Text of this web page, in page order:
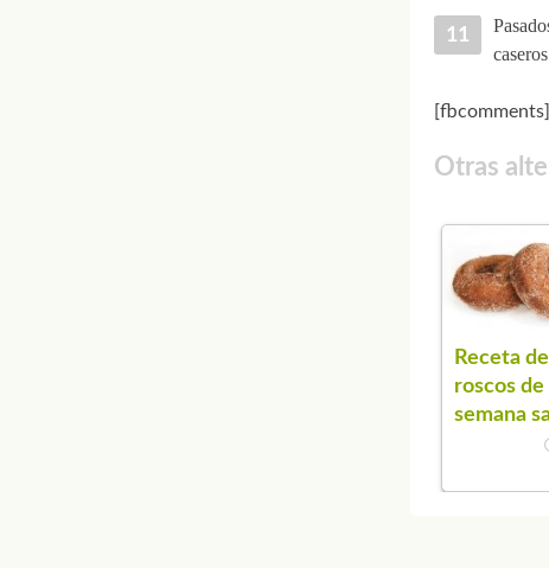
[fbcomments]
Otras
Receta de
roscos de
semana